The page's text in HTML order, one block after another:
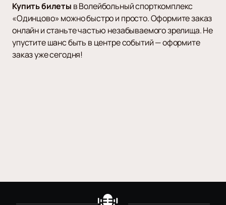
Купить билеты в Волейбольный спорткомплекс
«Одинцово» можно быстро и просто. Оформите заказ
онлайн и станьте частью незабываемого зрелища. Не
упустите шанс быть в центре событий — оформите
заказ уже сегодня!